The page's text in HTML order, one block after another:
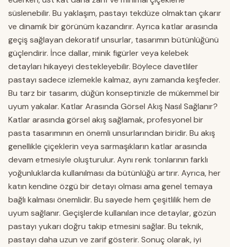
süslenebilir. Bu yaklaşım, pastayı tekdüze olmaktan çıkarır
ve dinamik bir görünüm kazandırır. Ayrıca katlar arasında
geçiş sağlayan dekoratif unsurlar, tasarımın bütünlüğünü
güçlendirir. İnce dallar, minik figürler veya kelebek
detayları hikayeyi destekleyebilir. Böylece davetliler
pastayı sadece izlemekle kalmaz, aynı zamanda keşfeder.
Bu tarz bir tasarım, düğün konseptinizle de mükemmel bir
uyum yakalar. Katlar Arasında Görsel Akış Nasıl Sağlanır?
Katlar arasında görsel akış sağlamak, profesyonel bir
pasta tasarımının en önemli unsurlarından biridir. Bu akış
genellikle çiçeklerin veya sarmaşıkların katlar arasında
devam etmesiyle oluşturulur. Aynı renk tonlarının farklı
yoğunluklarda kullanılması da bütünlüğü artırır. Ayrıca, her
katın kendine özgü bir detayı olması ama genel temaya
bağlı kalması önemlidir. Bu sayede hem çeşitlilik hem de
uyum sağlanır. Geçişlerde kullanılan ince detaylar, gözün
pastayı yukarı doğru takip etmesini sağlar. Bu teknik,
pastayı daha uzun ve zarif gösterir. Sonuç olarak, iyi